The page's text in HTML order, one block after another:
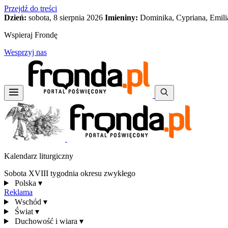
Przejdź do treści
Dzień: sobota, 8 sierpnia 2026 Imieniny: Dominika, Cypriana,
Wspieraj Frondę
Wesprzyj nas
Kalendarz liturgiczny
Sobota XVIII tygodnia okresu zwykłego
Polska ▾
Reklama
Wschód ▾
Świat ▾
Duchowość i wiara ▾